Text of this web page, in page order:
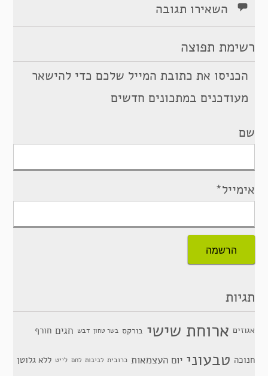
השאירו תגובה
רשימת תפוצה
הכניסו את כתובת המייל שלכם כדי להישאר
מעודכנים במתכונים חדשים
שם
אימייל*
תגיות
אגוזים ארוחת שישי בורקס בשר טחון דבש חגים חורף
חנוכה טבעוני יום העצמאות כרובית לביבות לחם לייט ללא גלוטן